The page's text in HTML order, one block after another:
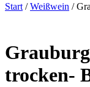
Start /Weißwein /
trocken-